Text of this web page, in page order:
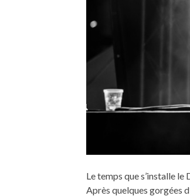
Le temps que s’installe
Après quelques gorgées